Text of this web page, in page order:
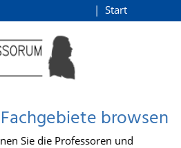
Start
browsen
Sie die Professoren und